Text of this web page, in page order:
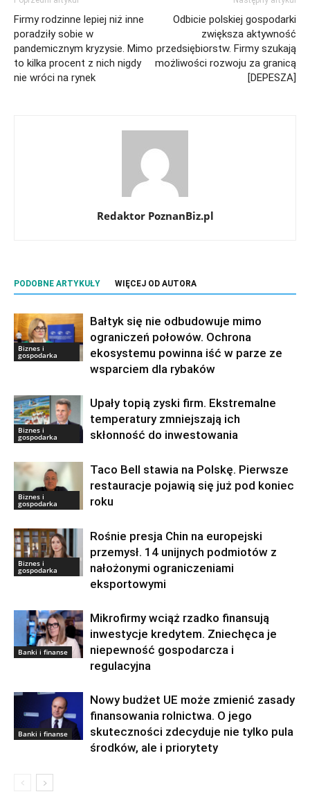
Firmy rodzinne lepiej niż inne
poradziły sobie w
pandemicznym kryzysie. Mimo
to kilka procent z nich nigdy
nie wróci na rynek
Odbicie polskiej gospodarki
zwiększa aktywność
przedsiębiorstw. Firmy szukają
możliwości rozwoju za granicą
[DEPESZA]
Redaktor PoznanBiz.pl
PODOBNE ARTYKUŁY WIĘCEJ OD AUTORA
Biznes i
gospodarka
Bałtyk się nie odbudowuje mimo
ograniczeń połowów. Ochrona
ekosystemu powinna iść w parze ze
wsparciem dla rybaków
Biznes i
gospodarka
Upały topią zyski firm. Ekstremalne
temperatury zmniejszają ich
skłonność do inwestowania
Biznes i
gospodarka
Taco Bell stawia na Polskę. Pierwsze
restauracje pojawią się już pod koniec
roku
Biznes i
gospodarka
Rośnie presja Chin na europejski
przemysł. 14 unijnych podmiotów z
nałożonymi ograniczeniami
eksportowymi
Banki i finanse
Mikrofirmy wciąż rzadko finansują
inwestycje kredytem. Zniechęca je
niepewność gospodarcza i
regulacyjna
Banki i finanse
Nowy budżet UE może zmienić zasady
finansowania rolnictwa. O jego
skuteczności zdecyduje nie tylko pula
środków, ale i priorytety